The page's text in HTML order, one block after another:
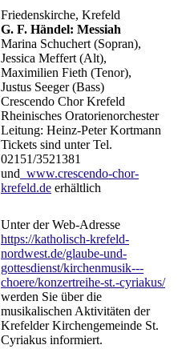
Friedenskirche, Krefeld
G. F. Händel: Messiah
Marina Schuchert (Sopran),
Jessica Meffert (Alt),
Maximilien Fieth (Tenor),
Justus Seeger (Bass)
Crescendo Chor Krefeld
Rheinisches Oratorienorchester
Leitung: Heinz-Peter Kortmann
Tickets sind unter Tel.
02151/3521381
und www.crescendo-chor-
krefeld.de erhältlich
Unter der Web-Adresse
https://katholisch-krefeld-
nordwest.de/glaube-und-
gottesdienst/kirchenmusik---
choere/konzertreihe-st.-cyriakus/
werden Sie über die
musikalischen Aktivitäten der
Krefelder Kirchengemeinde St.
Cyriakus informiert.